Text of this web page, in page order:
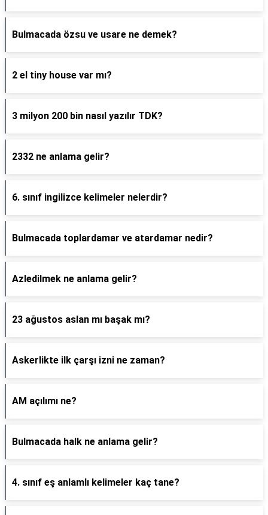
Bulmacada özsu ve usare ne demek?
2 el tiny house var mı?
3 milyon 200 bin nasıl yazılır TDK?
2332 ne anlama gelir?
6. sınıf ingilizce kelimeler nelerdir?
Bulmacada toplardamar ve atardamar nedir?
Azledilmek ne anlama gelir?
23 ağustos aslan mı başak mı?
Askerlikte ilk çarşı izni ne zaman?
AM açılımı ne?
Bulmacada halk ne anlama gelir?
4. sınıf eş anlamlı kelimeler kaç tane?